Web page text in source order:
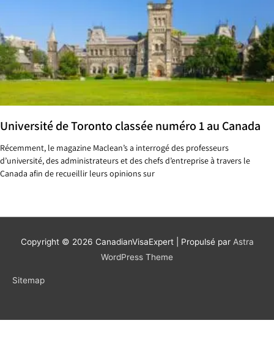
Université de Toronto classée numéro 1 au Canada
Récemment, le magazine Maclean’s a interrogé des professeurs
d’université, des administrateurs et des chefs d’entreprise à travers le
Canada afin de recueillir leurs opinions sur
Copyright © 2026 CanadianVisaExpert| Propulsé par Astra
WordPress Theme
Sitemap